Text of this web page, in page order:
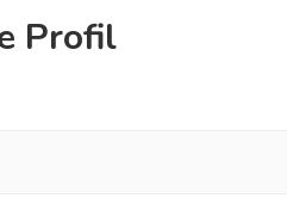
Profil